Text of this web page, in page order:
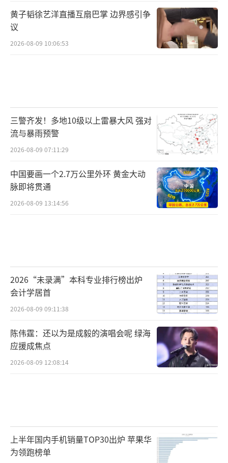
黄子韬徐艺洋直播互扇巴掌 边界感引争
议
2026-08-09 10:06:53
三警齐发！多地10级以上雷暴大风 强对
流与暴雨预警
2026-08-09 07:11:29
中国要画一个2.7万公里外环 黄金大动
脉即将贯通
2026-08-09 13:14:56
2026“未录满”本科专业排行榜出炉
会计学居首
2026-08-09 09:11:38
陈伟霆：还以为是成毅的演唱会呢 绿海
应援成焦点
2026-08-09 12:08:14
上半年国内手机销量TOP30出炉 苹果华
为领跑榜单